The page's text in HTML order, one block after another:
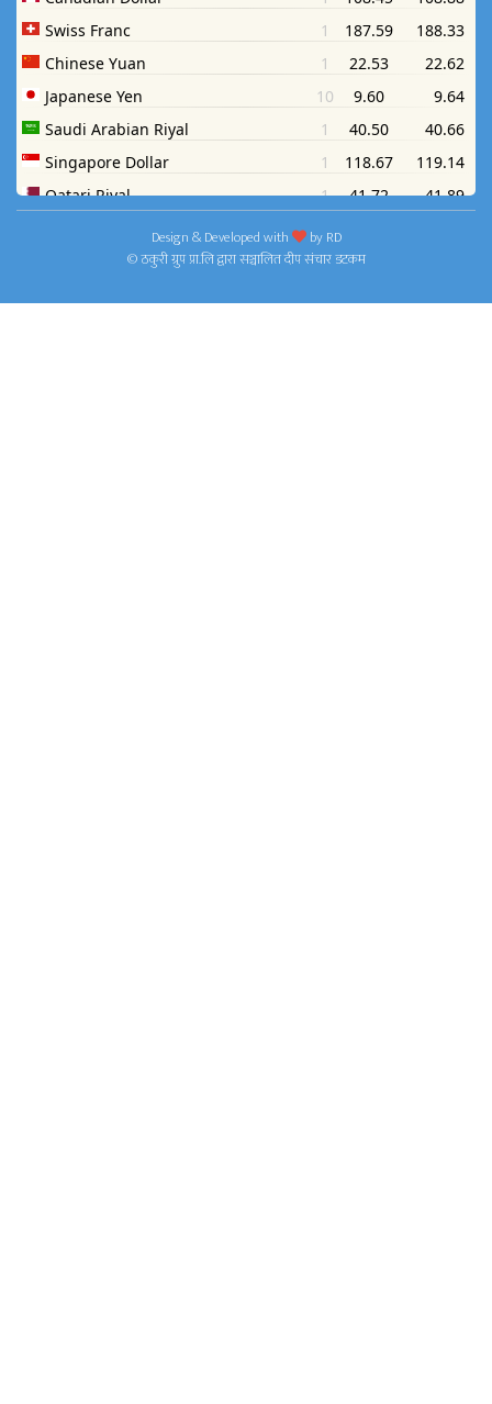
Design & Developed with byRD
© ठकुरी ग्रुप प्रा.लि द्वारा सञ्चालित दीप संचार डटकम